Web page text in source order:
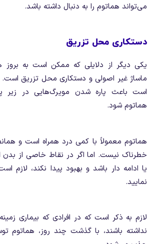
می‌تواند هماتوم را به دنبال داشته باشد.
دستکاری محل تزریق
یکی دیگر از دلایلی که ممکن است به بروز
ماساژ غیر اصولی و دستکاری محل تزریق
است باعث پاره شدن مویرگ‌هایی در زیر
هماتوم شود.
هماتوم معمولاً با کمی درد همراه است و
خطرناک نیست. اما اگر در نقاط خاصی از بدن
یا ادامه دار باشد و بهبود پیدا نکند، لازم
نمایید.
لازم به ذکر است که در افرادی که بیماری
نداشته باشند، با گذشت چند روز، هماتوم